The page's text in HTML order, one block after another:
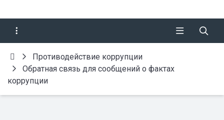
Противодействие коррупции
Обратная связь для сообщений о фактах
коррупции